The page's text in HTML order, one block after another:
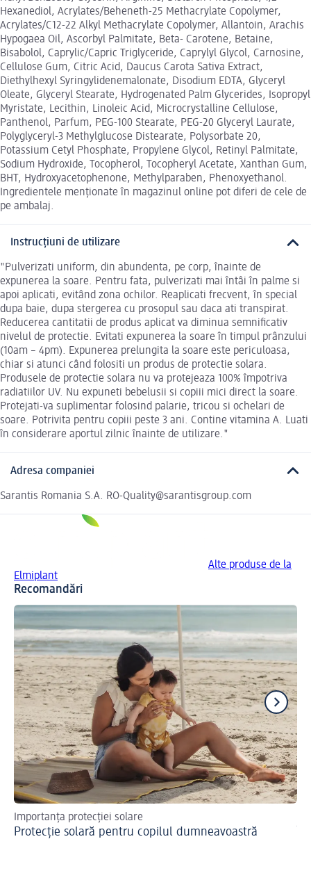
Hexanediol, Acrylates/Beheneth-25 Methacrylate Copolymer,
Acrylates/C12-22 Alkyl Methacrylate Copolymer, Allantoin, Arachis
Hypogaea Oil, Ascorbyl Palmitate, Beta- Carotene, Betaine,
Bisabolol, Caprylic/Capric Triglyceride, Caprylyl Glycol, Carnosine,
Cellulose Gum, Citric Acid, Daucus Carota Sativa Extract,
Diethylhexyl Syringylidenemalonate, Disodium EDTA, Glyceryl
Oleate, Glyceryl Stearate, Hydrogenated Palm Glycerides, Isopropyl
Myristate, Lecithin, Linoleic Acid, Microcrystalline Cellulose,
Panthenol, Parfum, PEG-100 Stearate, PEG-20 Glyceryl Laurate,
Polyglyceryl-3 Methylglucose Distearate, Polysorbate 20,
Potassium Cetyl Phosphate, Propylene Glycol, Retinyl Palmitate,
Sodium Hydroxide, Tocopherol, Tocopheryl Acetate, Xanthan Gum,
BHT, Hydroxyacetophenone, Methylparaben, Phenoxyethanol.
Ingredientele menționate în magazinul online pot diferi de cele de
pe ambalaj.
Instrucțiuni de utilizare
"Pulverizati uniform, din abundenta, pe corp, înainte de
expunerea la soare. Pentru fata, pulverizati mai întâi în palme si
apoi aplicati, evitând zona ochilor. Reaplicati frecvent, în special
dupa baie, dupa stergerea cu prosopul sau daca ati transpirat.
Reducerea cantitatii de produs aplicat va diminua semnificativ
nivelul de protectie. Evitati expunerea la soare în timpul prânzului
(10am – 4pm). Expunerea prelungita la soare este periculoasa,
chiar si atunci când folositi un produs de protectie solara.
Produsele de protectie solara nu va protejeaza 100% împotriva
radiatiilor UV. Nu expuneti bebelusii si copiii mici direct la soare.
Protejati-va suplimentar folosind palarie, tricou si ochelari de
soare. Potrivita pentru copiii peste 3 ani. Contine vitamina A. Luati
în considerare aportul zilnic înainte de utilizare."
Adresa companiei
Sarantis Romania S.A. RO-Quality@sarantisgroup.com
Alte produse de la
Elmiplant
Recomandări
Importanța protecției solare
Protecție solară pentru copilul dumneavoastră